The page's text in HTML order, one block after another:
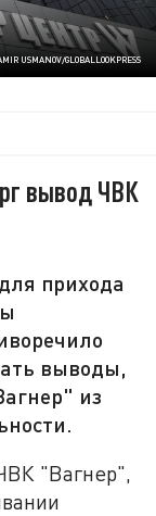
USMANOV/GLOBALLOOKPRESS
вывод ЧВК
прихода
выводы,
из
"Вагнер",